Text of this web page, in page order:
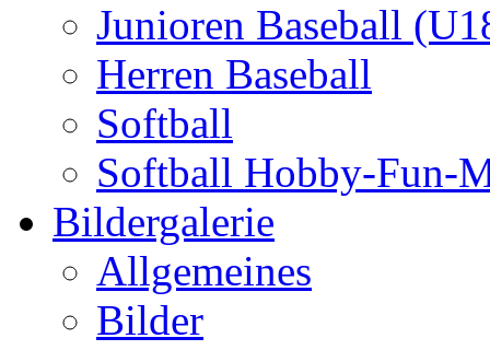
Junioren Baseball
Herren Baseball
Softball
Softball Hobby-Fun-
Bildergalerie
Allgemeines
Bilder